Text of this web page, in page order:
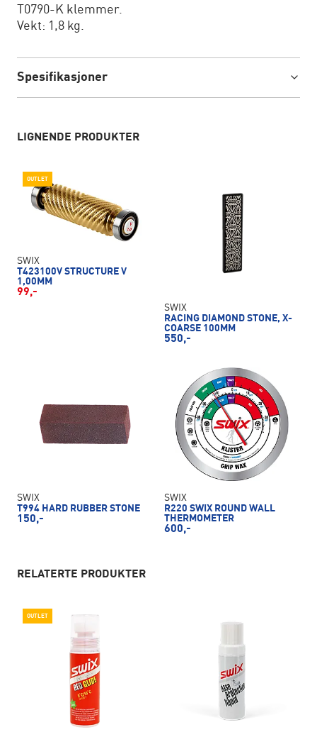
T0790-K klemmer.
Vekt: 1,8 kg.
Spesifikasjoner
LIGNENDE PRODUKTER
OUTLET
SWIX
T423100V STRUCTURE V
1,00MM
99,-
SWIX
RACING DIAMOND STONE, X-
COARSE 100MM
550,-
SWIX
T994 HARD RUBBER STONE
150,-
SWIX
R220 SWIX ROUND WALL
THERMOMETER
600,-
RELATERTE PRODUKTER
OUTLET